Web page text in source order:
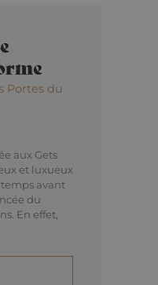
Portes du
aux Gets
et luxueux
temps avant
du
En effet,